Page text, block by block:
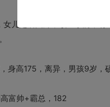
女儿定居国外，硕士学历，有
。
身高175 ，离异，男孩9岁，
富帅+霸总， 182